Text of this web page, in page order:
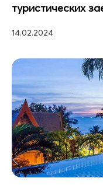
туристических
14.02.2024